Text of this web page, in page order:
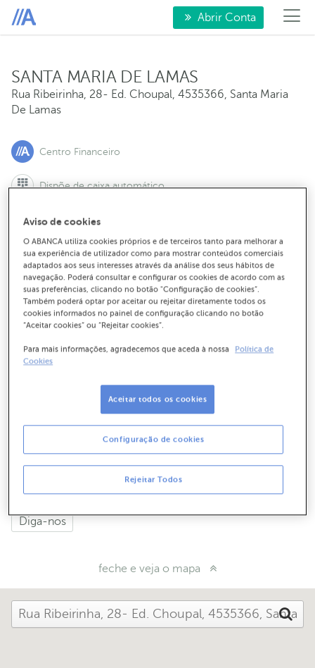
Abrir Conta
SANTA MARIA DE LAMAS
Rua Ribeirinha, 28- Ed. Choupal, 4535366, Santa Maria
De Lamas
Centro Financeiro
Dispõe de caixa automático
Para marcar uma reunião:
21 000 13 00
Para contactar o balcão:
227 471 520
Horário de funcionamento
Quer que o contactemos?
Diga-nos
feche e veja o mapa
Aviso de cookies
O ABANCA utiliza cookies próprios e de terceiros tanto para melhorar a
sua experiência de utilizador como para mostrar conteúdos comerciais
adaptados aos seus interesses através da análise dos seus hábitos de
navegação. Poderá consultar e configurar os cookies de acordo com as
suas preferências, clicando no botão "Configuração de cookies”.
Também poderá optar por aceitar ou rejeitar diretamente todos os
cookies informados no painel de configuração clicando no botão
“Aceitar cookies” ou “Rejeitar cookies”.
Para mais informações, agradecemos que aceda à nossa Política de
Cookies
Rejeitar Todos
Configuração de cookies
Aceitar todos os cookies